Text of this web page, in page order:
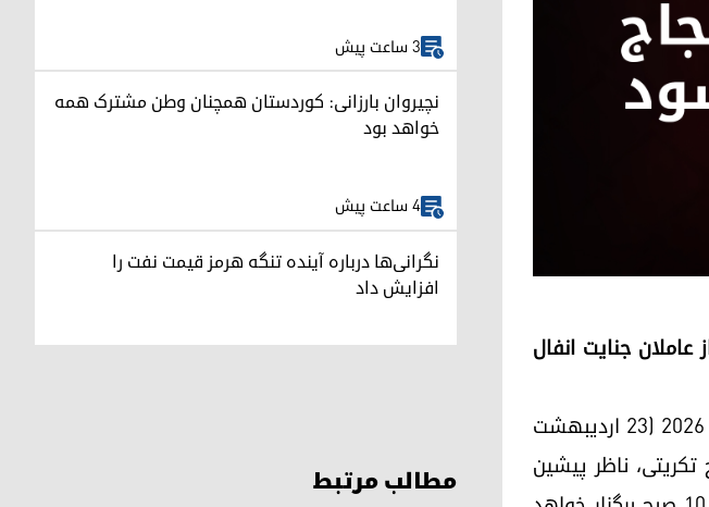
جنایت انفال
به گزارش خبرنگار ما، ایاد کاکە‌ای، وکیل مدافع قربانیان انفال، روز چهارشنبه ۱۳ مه ۲۰۲۶ (۲۳ اردیبهشت
ناظر پیشین
3 ساعت پیش
نچیروان بارزانی: کوردستان همچنان وطن مشترک همه
خواهد بود
4 ساعت پیش
نگرانی‌ها درباره آینده تنگه هرمز قیمت نفت را
افزایش داد
مطالب مرتبط